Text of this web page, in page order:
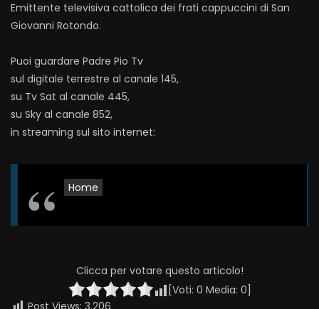
Emittente televisiva cattolica dei frati cappuccini di San
Giovanni Rotondo.
Puoi guardare Padre Pio Tv
sul digitale terrestre al canale 145,
su Tv Sat al canale 445,
su Sky al canale 852,
in streaming sul sito internet:
Home
Clicca per votare questo articolo!
[Voti: 0 Media: 0]
Post Views: 3.206